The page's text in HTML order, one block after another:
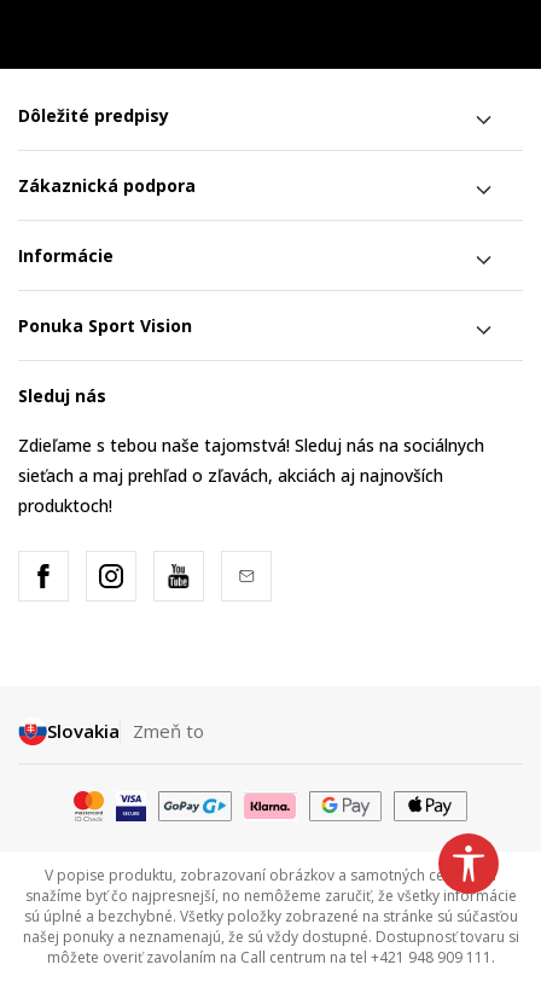
Dôležité predpisy
Zákaznická podpora
Informácie
Ponuka Sport Vision
Sleduj nás
Zdieľame s tebou naše tajomstvá! Sleduj nás na sociálnych
sieťach a maj prehľad o zľavách, akciách aj najnovších
produktoch!
Slovakia Zmeň to
V popise produktu, zobrazovaní obrázkov a samotných cenách sa
snažíme byť čo najpresnejší, no nemôžeme zaručiť, že všetky informácie
sú úplné a bezchybné. Všetky položky zobrazené na stránke sú súčasťou
našej ponuky a neznamenajú, že sú vždy dostupné. Dostupnosť tovaru si
môžete overiť zavolaním na Call centrum na tel +421 948 909 111.